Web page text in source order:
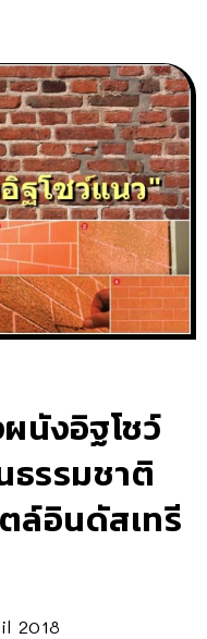
นังอิฐโชว์
ธรรมชาติ
ล์อินดัสเทรี
2018